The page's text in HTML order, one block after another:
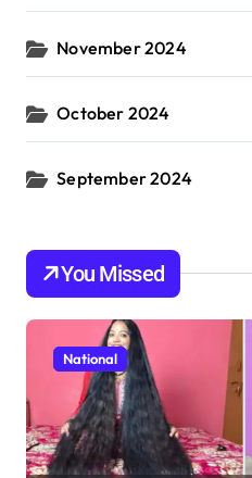
November 2024
October 2024
September 2024
You Missed
National